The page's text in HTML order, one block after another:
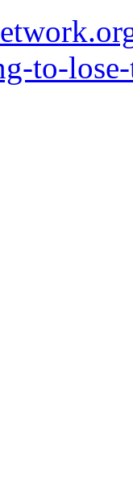
to-